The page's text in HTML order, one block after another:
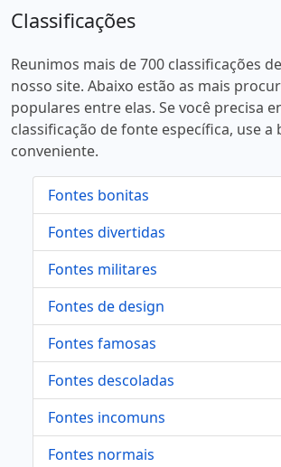
Classificações
Reunimos mais de 700 classificações
nosso site. Abaixo estão as mais
populares entre elas. Se você precisa
classificação de fonte específica, use a
conveniente.
Fontes bonitas
Fontes divertidas
Fontes militares
Fontes de design
Fontes famosas
Fontes descoladas
Fontes incomuns
Fontes normais